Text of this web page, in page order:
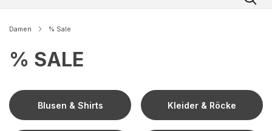
Damen % Sale
% SALE
Blusen & Shirts Kleider & Röcke